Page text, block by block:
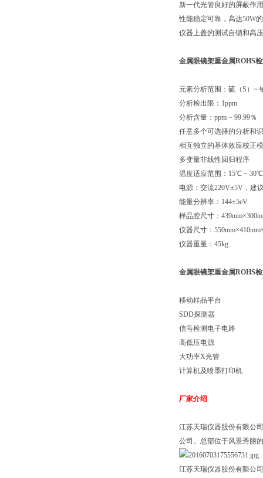
新一代光管良好的屏蔽作
性能稳定可靠，高达50W
仪器上盖的测试自锁和高
金属眼镜架重金属ROHS
元素分析范围：硫（S）~
分析检出限：1ppm
分析含量：ppm ~ 99.99％
任意多个可选择的分析和
相互独立的基体效应校正
多变量非线性回归程序
温度适应范围：15℃ ~ 30℃
电源：交流220V±5V，建
能量分辨率：144±5eV
样品腔尺寸：
仪器尺寸：
仪器重量：45kg
金属眼镜架重金属ROHS
移动样品平台
SDD探测器
信号检测电子电路
高低压电源
大功率X光管
计算机及喷墨打印机
厂家介绍
江苏天瑞仪器股份有限公
公司。总部位于风景秀丽
江苏天瑞仪器股份有限公